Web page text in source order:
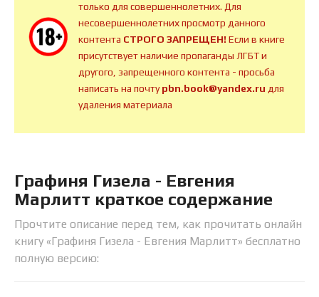
только для совершеннолетних. Для
несовершеннолетних просмотр данного
контента СТРОГО ЗАПРЕЩЕН!Если в книге
присутствует наличие пропаганды ЛГБТ и
другого, запрещенного контента - просьба
написать на почтуpbn.book@yandex.ru для
удаления материала
Графиня Гизела - Евгения
Марлитт краткое содержание
Прочтите описание перед тем, как прочитать онлайн
книгу «Графиня Гизела - Евгения Марлитт» бесплатно
полную версию: